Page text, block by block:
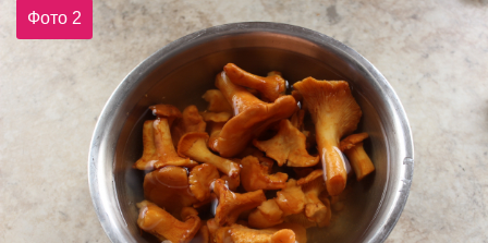
Фото 2